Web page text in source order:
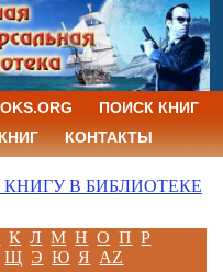
ПОИСК КНИГ
КОНТАКТЫ
КНИГУ В БИБЛИОТЕКЕ
К Л М Н О П Р
Щ Э Ю Я AZ